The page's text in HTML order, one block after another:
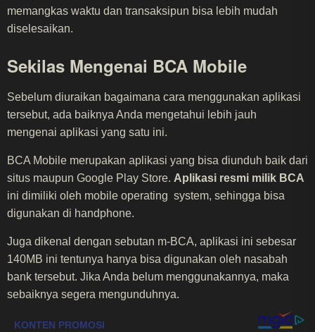
memangkas waktu dan transaksipun bisa lebih mudah
diselesaikan.
Sekilas Mengenai BCA Mobile
Sebelum diuraikan bagaimana cara menggunakan aplikasi
tersebut, ada baiknya Anda mengetahui lebih jauh
mengenai aplikasi yang satu ini.
BCA Mobile merupakan aplikasi yang bisa diunduh baik dari
situs maupun Google Play Store. Aplikasi resmi milik BCA
ini dimiliki oleh mobile operating system, sehingga bisa
digunakan di handphone.
Juga dikenal dengan sebutan m-BCA, aplikasi ini sebesar
140MB ini tentunya hanya bisa digunakan oleh nasabah
bank tersebut. Jika Anda belum menggunakannya, maka
sebaiknya segera mengunduhnya.